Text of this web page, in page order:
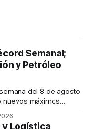
Semanal;
y Petróleo
del 8 de agosto
nuevos máximos
del Tesoro de
y Logística